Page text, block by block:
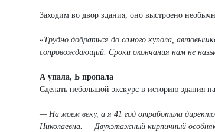
Заходим во двор здания, оно выстроено
«Трудно добраться до самого купола,
сопровождающий. Сроки окончания нам не
А упала, Б пропала
Сделать небольшой экскурс в историю здания
— На моем веку, а я 41 год отработала
Николаевна. — Двухэтажный кирпичный особняк